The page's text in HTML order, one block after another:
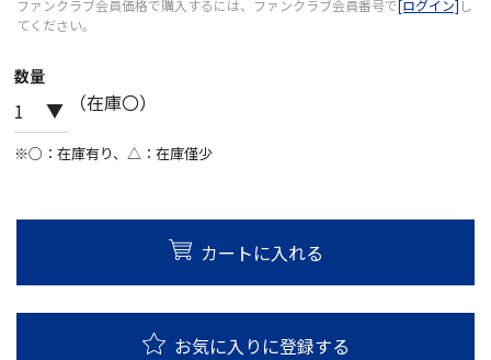
ファンクラブ会員価格で購入するには、ファンクラブ会員番号で[ログイン] し
てください。
数量
（在庫〇）
※○：在庫有り、△：在庫僅少
カートに入れる
お気に入りに登録する